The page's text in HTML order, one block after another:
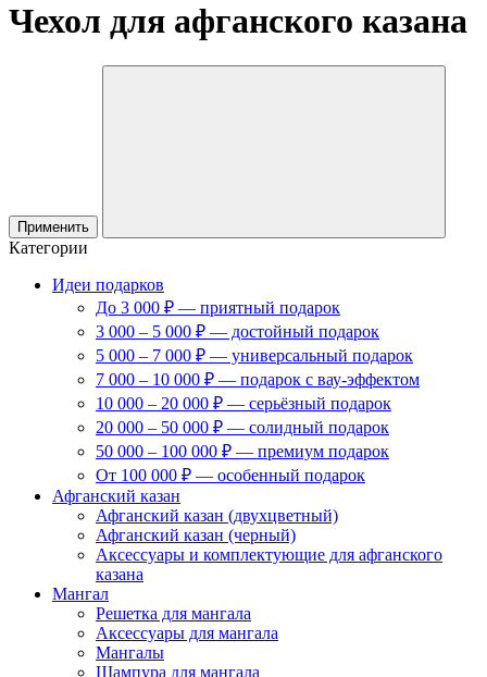
Чехол для афганского казана
Применить
Категории
Идеи подарков
До 3 000 ₽ — приятный подарок
3 000 – 5 000 ₽ — достойный подарок
5 000 – 7 000 ₽ — универсальный подарок
7 000 – 10 000 ₽ — подарок с вау-эффектом
10 000 – 20 000 ₽ — серьёзный подарок
20 000 – 50 000 ₽ — солидный подарок
50 000 – 100 000 ₽ — премиум подарок
От 100 000 ₽ — особенный подарок
Афганский казан
Афганский казан (двухцветный)
Афганский казан (черный)
Аксессуары и комплектующие для афганского
казана
Мангал
Решетка для мангала
Аксессуары для мангала
Мангалы
Шампура для мангала